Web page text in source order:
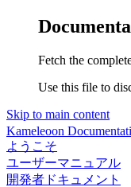
Fetch the
Use this file to
Skip to main content
Kameleoon
ようこそ
ユーザーマニュアル
開発者ドキュメント